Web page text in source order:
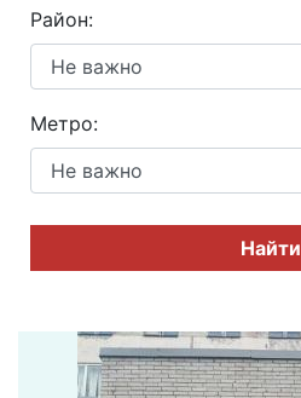
Район:
Метро:
Найти